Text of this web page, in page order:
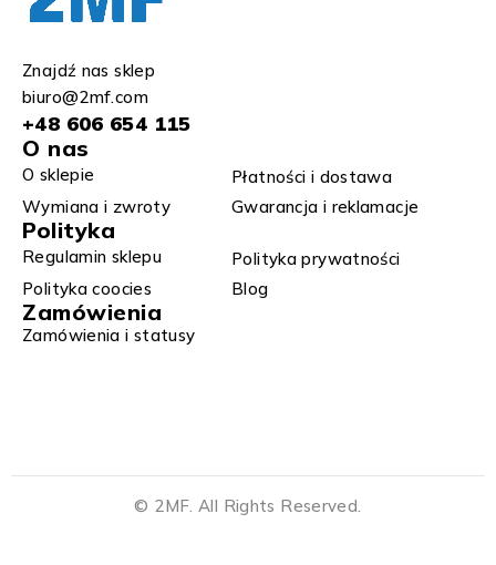
Znajdź nas sklep
biuro@2mf.com
+48 606 654 115
O nas
O sklepie
Płatności i dostawa
Wymiana i zwroty​
Gwarancja i reklamacje​​
Polityka
Regulamin sklepu​
Polityka prywatności
Polityka coocies
Blog
Zamówienia
Zamówienia i statusy
© 2MF. All Rights Reserved.